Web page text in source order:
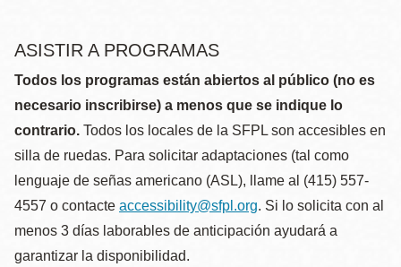
ASISTIR A PROGRAMAS
Todos los programas están abiertos al público (no es
necesario inscribirse) a menos que se indique lo
contrario. Todos los locales de la SFPL son accesibles en
silla de ruedas. Para solicitar adaptaciones (tal como
lenguaje de señas americano (ASL), llame al (415) 557-
4557 o contacte accessibility@sfpl.org. Si lo solicita con al
menos 3 días laborables de anticipación ayudará a
garantizar la disponibilidad.